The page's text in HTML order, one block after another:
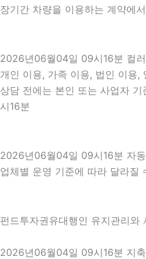
장기간 차량을 이용하는 계약에
2026년06월04일 09시16분 컬
개인 이용, 가족 이용, 법인 이용
상담 전에는 본인 또는 사업자
시16분
2026년06월04일 09시16분 자
업체별 운영 기준에 따라 달라
펀드투자권유대행인 유지관리
2026년06월04일 09시16분 지